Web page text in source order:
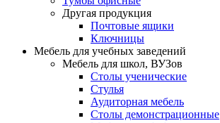
Другая продукция
Почтовые ящики
Ключницы
Мебель для учебных заведений
Мебель для школ, ВУЗов
Столы ученические
Стулья
Аудиторная мебель
Столы демонстрационные